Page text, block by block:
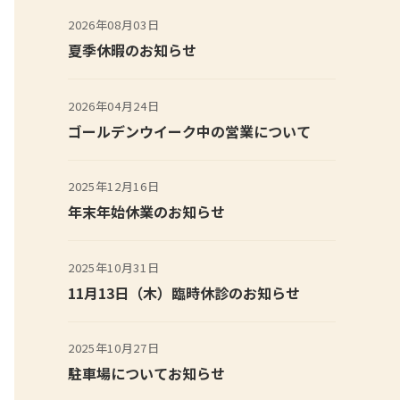
2026年08月03日
夏季休暇のお知らせ
2026年04月24日
ゴールデンウイーク中の営業について
2025年12月16日
年末年始休業のお知らせ
2025年10月31日
11月13日（木）臨時休診のお知らせ
2025年10月27日
駐車場についてお知らせ